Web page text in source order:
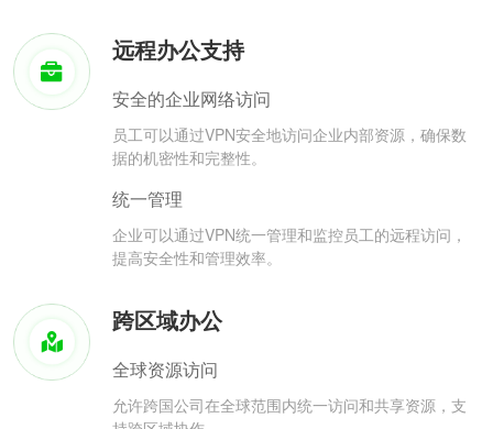
远程办公支持
安全的企业网络访问
员工可以通过VPN安全地访问企业内部资源，确保数
据的机密性和完整性。
统一管理
企业可以通过VPN统一管理和监控员工的远程访问，
提高安全性和管理效率。
跨区域办公
全球资源访问
允许跨国公司在全球范围内统一访问和共享资源，支